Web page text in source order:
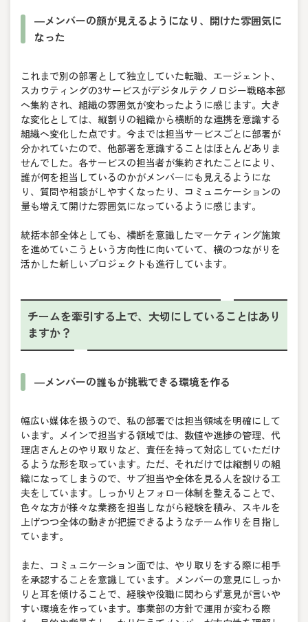
―メンバーの顔が見えるようになり、開けた雰囲気に
なった
これまで別の部署として独立していた転職、エージェント、
スカウティングの3サービスがデジタルテクノロジー戦略本部
へ集約され、組織の雰囲気が変わったように感じます。大き
な変化としては、縦割りの組織から横断的な連携を意識する
組織へ変化した点です。今までは担当サービスごとに部署が
分かれていたので、他部署を意識することはほとんどありま
せんでした。各サービスの担当者が集約されたことにより、
誰が何を担当しているのかがメンバーにも見えるようにな
り、質問や相談がしやすくなったり、コミュニケーションの
量も増えて開けた雰囲気になっているように感じます。
統括本部全体としても、横断を意識したマーケティング施策
を進めていこうという方向性に向いていて、横のつながりを
活かした新しいプロジェクトも進行しています。
チームを牽引する上で、大切にしていることはあり
ますか？
―メンバーの誰もが挑戦できる環境を作る
幅広い媒体を扱うので、私の部署では担当領域を明確にして
います。メインで担当する領域では、数値や進捗の管理、代
理店さんとのやり取りなど、責任を持って対応していただけ
るような形を取っています。ただ、それだけでは縦割りの組
織になってしまうので、サブ担当や全体を見る人を設ける工
夫をしています。しっかりとフォロー体制を整えることで、
色々な方が様々な業務を担当しながら経験を積み、スキルを
上げつつ全体の動きが把握できるようなチーム作りを目指し
ています。
また、コミュニケーション面では、やり取りをする際に相手
を承認することを意識しています。メンバーの意見にしっか
りと耳を傾けることで、経験や役職に関わらず意見が言いや
すい環境を作っています。事業部の方針で運用が変わる際